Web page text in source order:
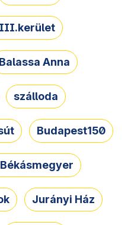
Balassa Anna
szálloda
Budapest150
Jurányi Ház